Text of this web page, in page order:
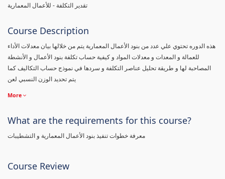
تقدير التكلفة - للأعمال المعمارية
Course Description
هذه الدوره تحتوي علي عدد من بنود الأعمال المعمارية يتم من خلالها بيان معدلات الأداء
للعمالة و المعدات و معدلات المواد و كيفية حساب تكلفة بنود الأعمال و الأنشطة
المصاحبة لها و طريقة تحليل عناصر التكلفة و سردها في نموذج حساب التكاليف كما
يتم تحديد الوزن النسبي لعن
More
What are the requirements for this course?
معرفة خطوات تنفيذ بنود الأعمال المعمارية و التشطيبات
Course Review